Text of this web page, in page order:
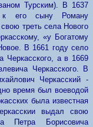
Турским). В 1637
к его сыну Роману
третьселаНового
«у Богатому
В 1661 году село
Черкасского, а в 1669
Черкасского. В
Черкасский -
время был воеводой
была известная
выдал свою
Петра Борисовича